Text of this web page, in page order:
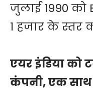
जुलाई 1990 को
1 हजार के स्तर
एयर इंडिया को
कंपनी, एक साथ